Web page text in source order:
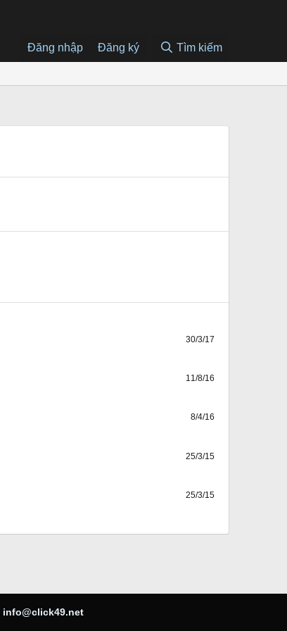
Đăng nhập Đăng ký Tìm kiếm
30/3/17
11/8/16
8/4/16
25/3/15
25/3/15
info@click49.net